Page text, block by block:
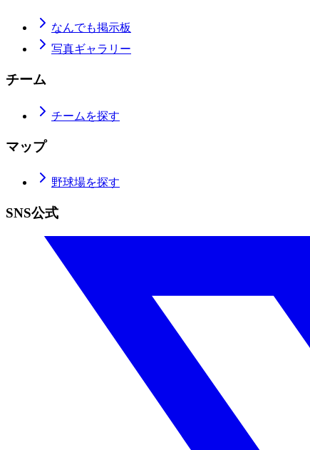
なんでも掲示板
写真ギャラリー
チーム
チームを探す
マップ
野球場を探す
SNS公式